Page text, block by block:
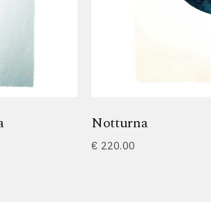
Notturna
€ 220.00